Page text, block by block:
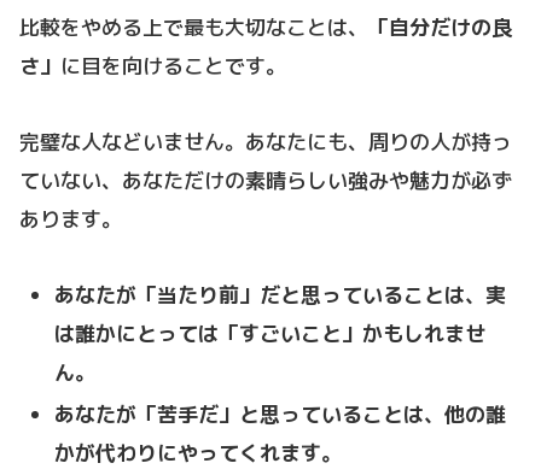
比較をやめる上で最も大切なことは、
「自分だけの良
さ」 に目を向けることです。
完璧な人などいません。あなたにも、周りの人が持っ
ていない、あなただけの素晴らしい強みや魅力が必ず
あります。
あなたが「当たり前」だと思っていることは、実
は誰かにとっては「すごいこと」かもしれませ
ん。
あなたが「苦手だ」と思っていることは、他の誰
かが代わりにやってくれます。